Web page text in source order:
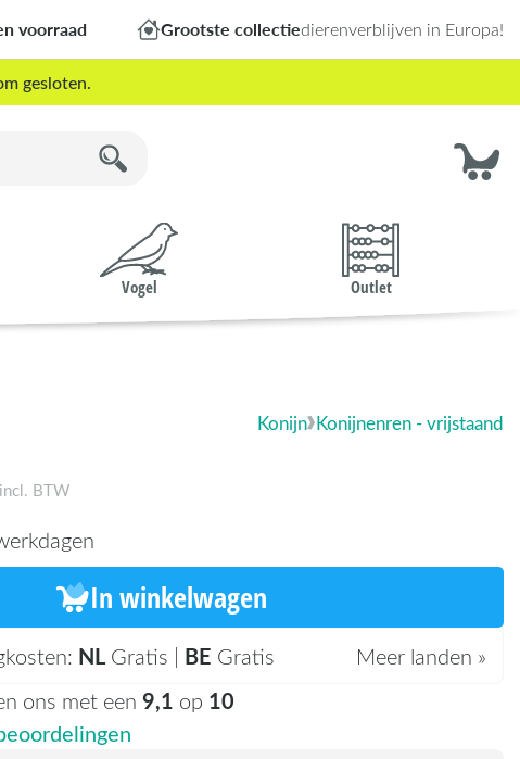
voorraad Grootste collectiedierenverblijven in Europa!
gesloten.
Vogel Outlet
Konijn Konijnenren - vrijstaand
incl. BTW
In winkelwagen
NLGratis | BE Gratis
Meer landen »
ons met een 9,1 op 10